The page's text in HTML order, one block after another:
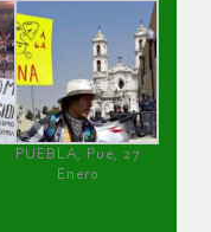
PUEBLA, Pue, 27
Enero